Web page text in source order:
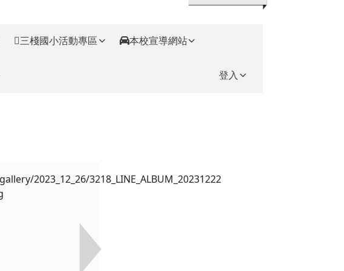
三棧國小活動專區 本校宣導網站
登入